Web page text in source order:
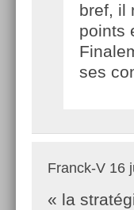
bref, il
points
ses
Franck-V 16
« la